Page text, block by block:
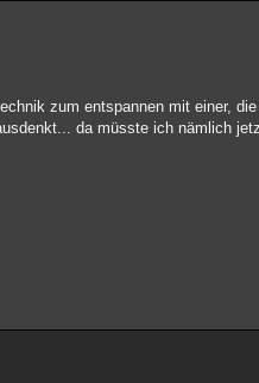
zum entspannen mit einer,
da müsste ich nämlich